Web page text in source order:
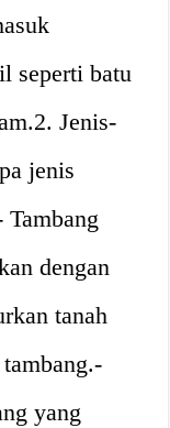
seperti batu
Jenis-
jenis
Tambang
dengan
tanah
yang